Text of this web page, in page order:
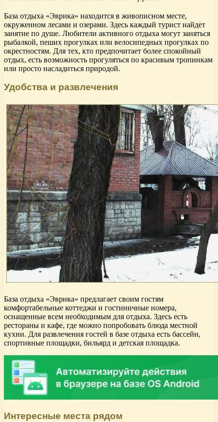
База отдыха «Эврика» находится в живописном месте,
окруженном лесами и озерами. Здесь каждый турист найдет
занятие по душе. Любители активного отдыха могут заняться
рыбалкой, пеших прогулках или велосипедных прогулках по
окрестностям. Для тех, кто предпочитает более спокойный
отдых, есть возможность прогуляться по красивым тропинкам
или просто насладиться природой.
Удобства и развлечения
База отдыха «Эврика» предлагает своим гостям
комфортабельные коттеджи и гостиничные номера,
оснащенные всем необходимым для отдыха. Здесь есть
рестораны и кафе, где можно попробовать блюда местной
кухни. Для развлечения гостей в базе отдыха есть бассейн,
спортивные площадки, бильярд и детская площадка.
Интересные места рядом